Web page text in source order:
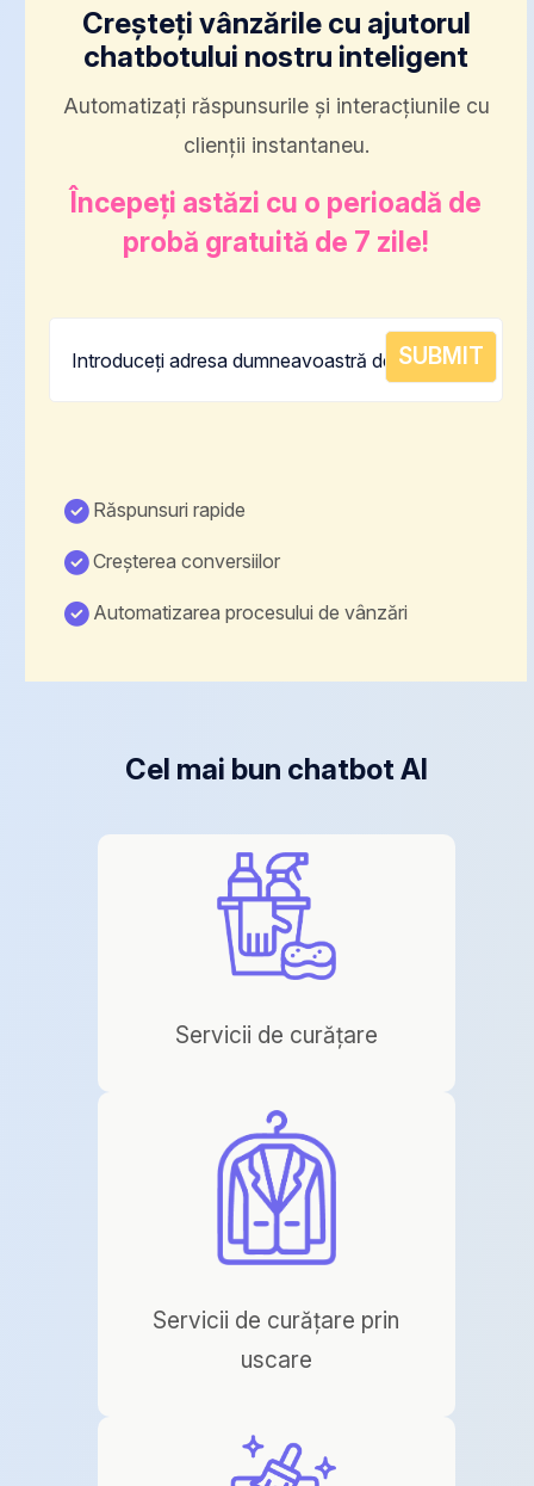
Creșteți vânzările cu ajutorul
chatbotului nostru inteligent
Automatizați răspunsurile și interacțiunile cu
clienții instantaneu.
Începeți astăzi cu o perioadă de
probă gratuită de 7 zile!
Răspunsuri rapide
Creșterea conversiilor
Automatizarea procesului de vânzări
Cel mai bun chatbot AI
Servicii de curățare
Servicii de curățare prin
uscare